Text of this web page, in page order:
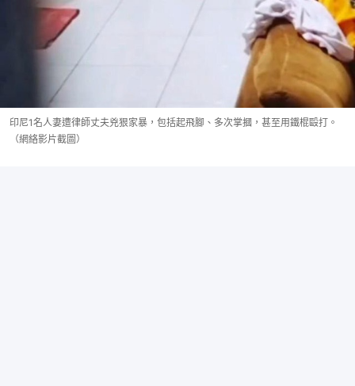
印尼1名人妻遭律師丈夫兇狠家暴，包括起飛腳、多次掌摑，甚至用鐵棍毆打。
（網絡影片截圖）